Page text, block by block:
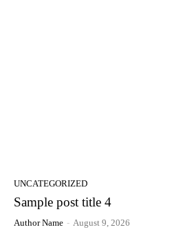
UNCATEGORIZED
Sample post title 4
Author Name - August 9, 2026